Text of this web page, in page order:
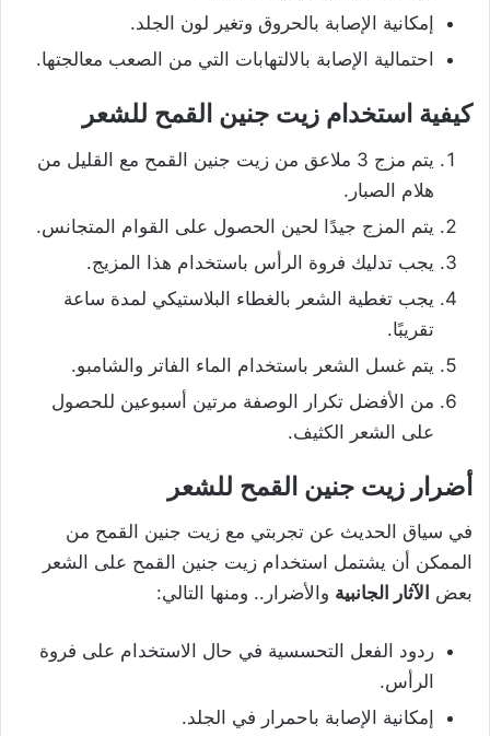
إمكانية الإصابة بالحروق وتغير لون الجلد.
احتمالية الإصابة بالالتهابات التي من الصعب معالجتها.
كيفية استخدام زيت جنين القمح للشعر
يتم مزج 3 ملاعق من زيت جنين القمح مع القليل من
هلام الصبار.
يتم المزج جيدًا لحين الحصول على القوام المتجانس.
يجب تدليك فروة الرأس باستخدام هذا المزيج.
يجب تغطية الشعر بالغطاء البلاستيكي لمدة ساعة
تقريبًا.
يتم غسل الشعر باستخدام الماء الفاتر والشامبو.
من الأفضل تكرار الوصفة مرتين أسبوعين للحصول
على الشعر الكثيف.
أضرار زيت جنين القمح للشعر
في سياق الحديث عن تجربتي مع زيت جنين القمح من
الممكن أن يشتمل استخدام زيت جنين القمح على الشعر
بعض الآثار الجانبية والأضرار.. ومنها التالي:
ردود الفعل التحسسية في حال الاستخدام على فروة
الرأس.
إمكانية الإصابة باحمرار في الجلد.